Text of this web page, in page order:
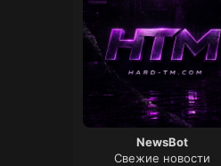
NewsBot
Свежие новости